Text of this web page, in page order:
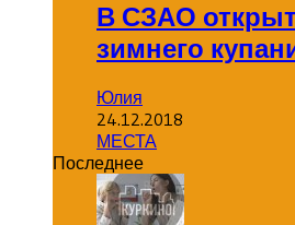
В СЗАО
зимнего
Юлия
24.12.2018
МЕСТА
Последнее